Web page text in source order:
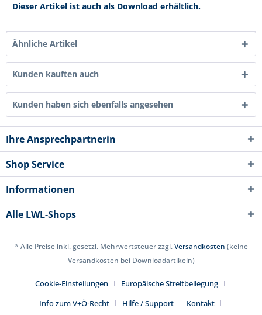
Dieser Artikel ist auch als Download erhältlich.
Ähnliche Artikel
Kunden kauften auch
Kunden haben sich ebenfalls angesehen
Ihre Ansprechpartnerin
Shop Service
Informationen
Alle LWL-Shops
* Alle Preise inkl. gesetzl. Mehrwertsteuer zzgl.Versandkosten (keine
Versandkosten bei Downloadartikeln)
Cookie-Einstellungen
Europäische Streitbeilegung
Info zum V+Ö-Recht
Hilfe / Support
Kontakt